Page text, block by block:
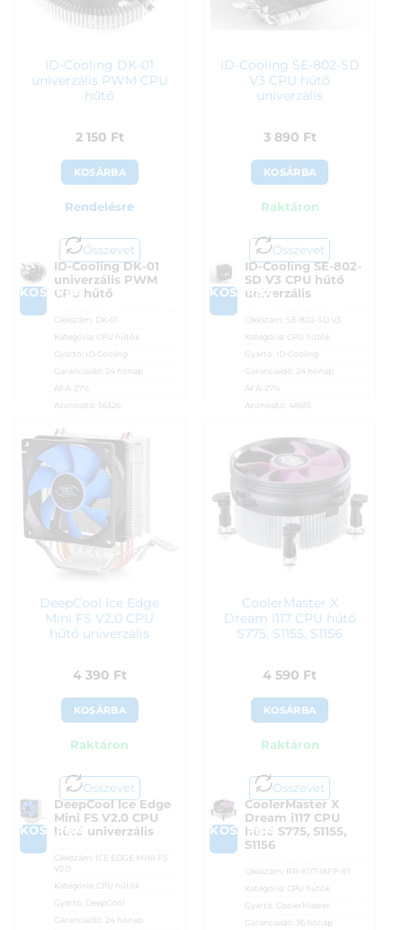
ID-Cooling DK-01
univerzális PWM CPU
hűtő
2 150 Ft
KOSÁRBA
Rendelésre
Összevet
KOSÁRBA
ID-Cooling DK-01
univerzális PWM
CPU hűtő
Cikkszám: DK-01
Kategória: CPU hűtők
Gyártó: ID-Cooling
Garanciaidő:
24 hónap
ÁFA:
27%
Azonosító: 56326
2 150
ID-Cooling SE-802-SD
V3 CPU hűtő
univerzális
3 890 Ft
KOSÁRBA
Raktáron
Összevet
KOSÁRBA
ID-Cooling SE-802-
SD V3 CPU hűtő
univerzális
Cikkszám: SE-802-SD V3
Kategória: CPU hűtők
Gyártó: ID-Cooling
Garanciaidő:
24 hónap
ÁFA:
27%
Azonosító: 48615
DeepCool Ice Edge
Mini FS V2.0 CPU
hűtő univerzális
4 390 Ft
KOSÁRBA
Raktáron
Összevet
KOSÁRBA
DeepCool Ice Edge
Mini FS V2.0 CPU
hűtő univerzális
Cikkszám: ICE EDGE MINI FS
V2.0
Kategória: CPU hűtők
Gyártó: DeepCool
Garanciaidő: 24 hónap
CoolerMaster X
Dream i117 CPU hűtő
S775, S1155, S1156
4 590 Ft
KOSÁRBA
Raktáron
Összevet
KOSÁRBA
CoolerMaster X
Dream i117 CPU
hűtő S775, S1155,
S1156
Cikkszám: RR-X117-18FP-R1
Kategória: CPU hűtők
Gyártó: CoolerMaster
Garanciaidő: 36 hónap